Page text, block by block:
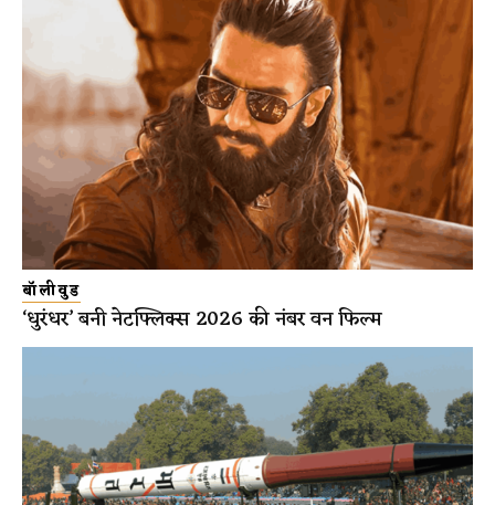
बॉलीवुड
‘धुरंधर’ बनी नेटफ्लिक्स 2026 की नंबर वन फिल्म